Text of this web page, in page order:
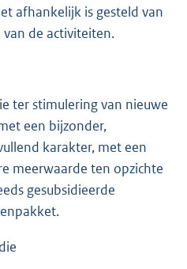
afhankelijk is gesteld van
de activiteiten.
ter stimulering van nieuwe
een bijzonder,
karakter, met een
meerwaarde ten opzichte
gesubsidieerde